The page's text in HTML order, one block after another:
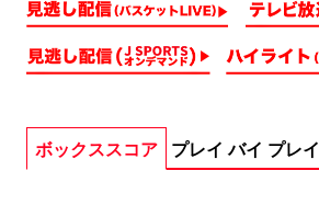
ボックススコア プレイ バイ プレイ